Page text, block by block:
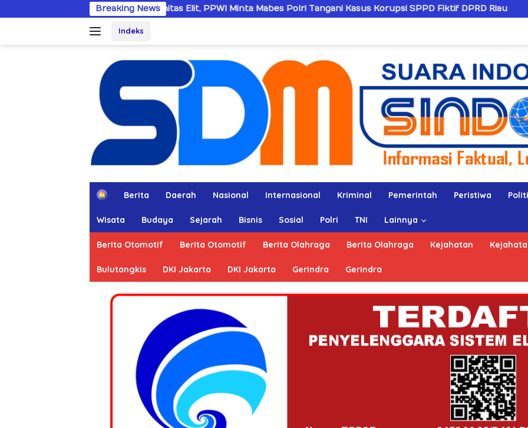
ke
Breaking News
Dobrak Imunitas Elit, PPWI Minta Mabes Polri Tangani Kasus Korupsi SPPD Fiktif DPRD Riau
Indeks
H
e
Berita Daerah Nasional Internasional Kriminal Pemerintah Peristiwa
Wisata Budaya Sejarah Bisnis Sosial Polri TNI Lainnya
Berita Otomotif Berita Otomotif Berita Olahraga Berita Olahraga Kejahatan
Bulutangkis DKI Jakarta DKI Jakarta Gerindra Gerindra